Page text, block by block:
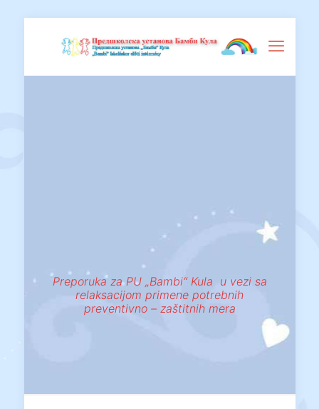
Preporuka za PU „Bambi“ Kula u vezi sa
relaksacijom primene potrebnih
preventivno – zaštitnih mera